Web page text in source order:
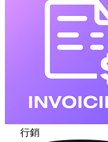
行銷